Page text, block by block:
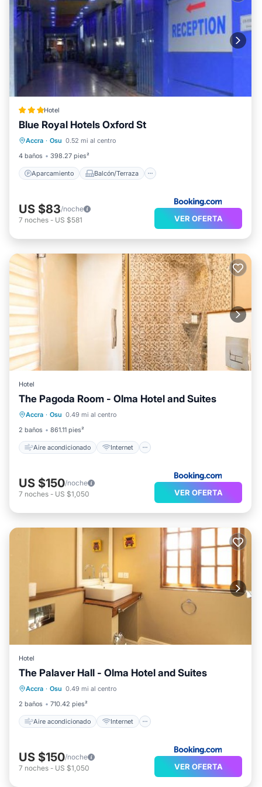
Hotel
Blue Royal Hotels Oxford St
Accra · Osu 0.52 mi al centro
4 baños
398.27 pies²
Aparcamiento Balcón/Terraza
Aparcamiento
Balcón/Terraza
Aire acondicionado
US $83/noche
7 noches - US $581 VER OFERTA
Hotel
The Pagoda Room - Olma Hotel and Suites
Accra · Osu 0.49 mi al centro
2 baños
861.11 pies²
Aire acondicionado Internet
Aire acondicionado
Internet
Se admiten mascotas
US $150/noche
7 noches - US $1,050 VER OFERTA
Hotel
The Palaver Hall - Olma Hotel and Suites
Accra · Osu 0.49 mi al centro
2 baños
710.42 pies²
Aire acondicionado Internet
Aire acondicionado
Internet
Se admiten mascotas
US $150/noche
7 noches - US $1,050 VER OFERTA